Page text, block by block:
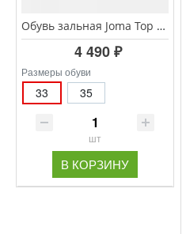
Обувь зальная Joma Top Flex JR TPJS.2672.IN
4 490 ₽
Размеры обуви
33 35
шт
В КОРЗИНУ